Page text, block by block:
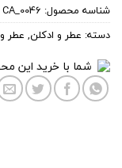
شناسه محصول: CA_0046
دسته: عطر و ادکلن, عطر
شما با خرید این